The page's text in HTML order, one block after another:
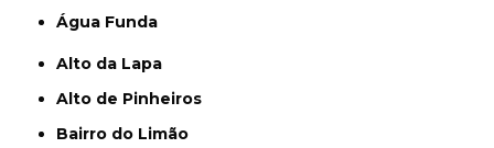
Água Funda
Alto da Lapa
Alto de Pinheiros
Bairro do Limão